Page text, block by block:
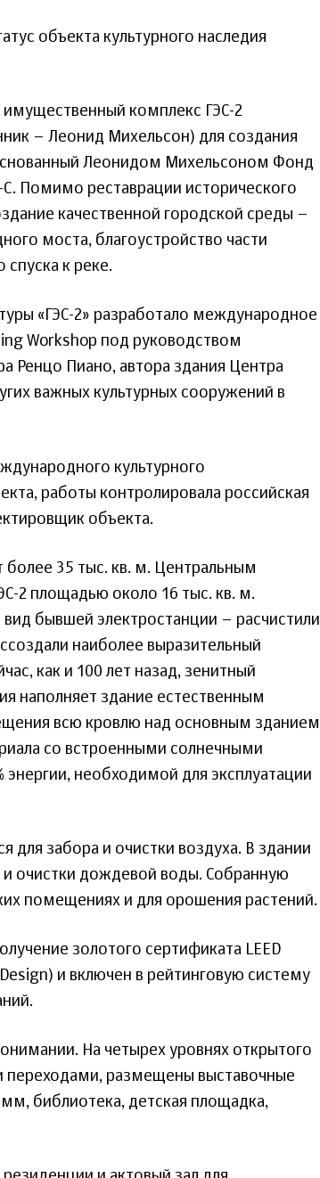
объекта культурного наследия
комплекс ГЭС-2
– Леонид Михельсон) для создания
Леонидом Михельсоном Фонд
Помимо реставрации исторического
качественной городской среды –
моста, благоустройство части
к реке.
«ГЭС-2» разработало международное
Workshop под руководством
Ренцо Пиано, автора здания Центра
важных культурных сооружений в
культурного
работы контролировала российская
объекта.
35 тыс. кв. м. Центральным
2 площадью около 16 тыс. кв. м.
бывшей электростанции – расчистили
наиболее выразительный
как и 100 лет назад, зенитный
наполняет здание естественным
всю кровлю над основным зданием
со встроенными солнечными
необходимой для эксплуатации
для забора и очистки воздуха. В здании
и очистки дождевой воды. Собранную
помещениях и для орошения растений.
золотого сертификата LEED
и включен в рейтинговую систему
На четырех уровнях открытого
переходами, размещены выставочные
библиотека, детская площадка,